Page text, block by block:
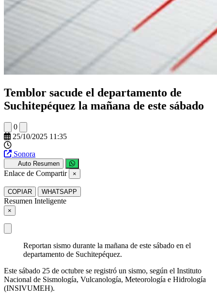
Temblor sacude el departamento de
Suchitepéquez la mañana de este sábado
0
25/10/2025 11:35
Sonora
Auto Resumen
Enlace de Compartir ×
COPIAR WHATSAPP
Resumen Inteligente
×
Reportan sismo durante la mañana de este sábado en el
departamento de Suchitepéquez.
Este sábado 25 de octubre se registró un sismo, según el Instituto
Nacional de Sismología, Vulcanología, Meteorología e Hidrología
(INSIVUMEH).